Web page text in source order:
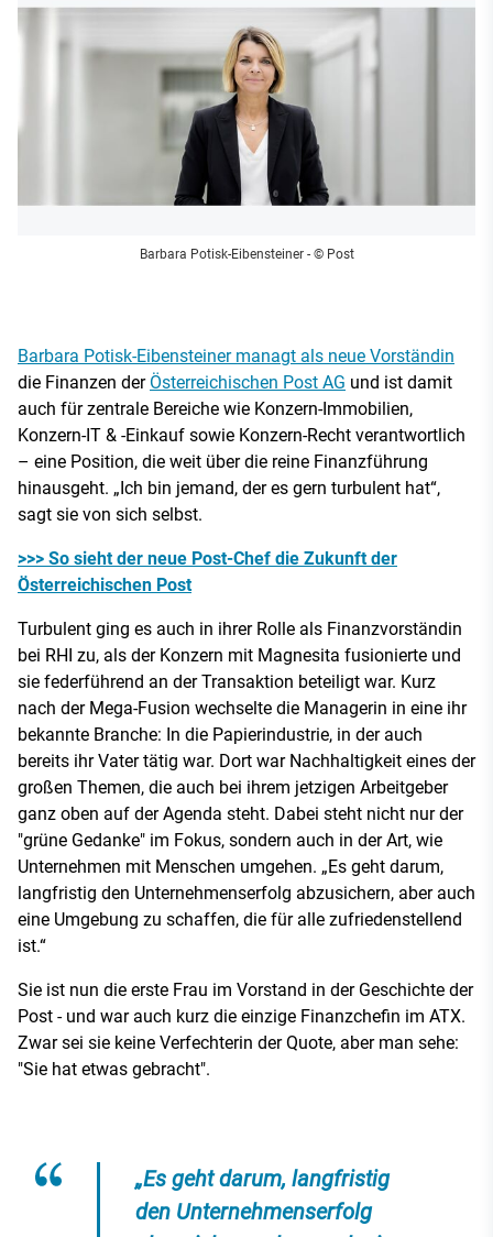
Barbara Potisk-Eibensteiner- © Post
Barbara Potisk-Eibensteiner managt als neue Vorständin
die Finanzen der Österreichischen Post AG und ist damit
auch für zentrale Bereiche wie Konzern-Immobilien,
Konzern-IT & -Einkauf sowie Konzern-Recht verantwortlich
– eine Position, die weit über die reine Finanzführung
hinausgeht. „Ich bin jemand, der es gern turbulent hat“,
sagt sie von sich selbst.
>>> So sieht der neue Post-Chef die Zukunft der
Österreichischen Post
Turbulent ging es auch in ihrer Rolle als Finanzvorständin
bei RHI zu, als der Konzern mit Magnesita fusionierte und
sie federführend an der Transaktion beteiligt war. Kurz
nach der Mega-Fusion wechselte die Managerin in eine ihr
bekannte Branche: In die Papierindustrie, in der auch
bereits ihr Vater tätig war. Dort war Nachhaltigkeit eines der
großen Themen, die auch bei ihrem jetzigen Arbeitgeber
ganz oben auf der Agenda steht. Dabei steht nicht nur der
"grüne Gedanke" im Fokus, sondern auch in der Art, wie
Unternehmen mit Menschen umgehen. „Es geht darum,
langfristig den Unternehmenserfolg abzusichern, aber auch
eine Umgebung zu schaffen, die für alle zufriedenstellend
ist.“
Sie ist nun die erste Frau im Vorstand in der Geschichte der
Post - und war auch kurz die einzige Finanzchefin im ATX.
Zwar sei sie keine Verfechterin der Quote, aber man sehe:
"Sie hat etwas gebracht".
„Es geht darum, langfristig
den Unternehmenserfolg